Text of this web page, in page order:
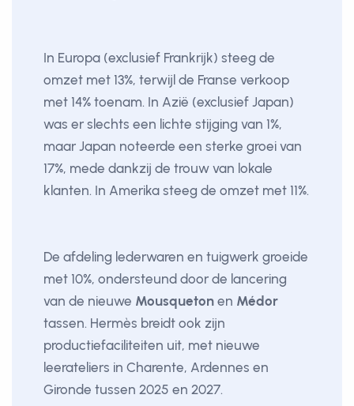
In Europa (exclusief Frankrijk) steeg de
omzet met 13%, terwijl de Franse verkoop
met 14% toenam. In Azië (exclusief Japan)
was er slechts een lichte stijging van 1%,
maar Japan noteerde een sterke groei van
17%, mede dankzij de trouw van lokale
klanten. In Amerika steeg de omzet met 11%.
De afdeling lederwaren en tuigwerk groeide
met 10%, ondersteund door de lancering
van de nieuwe Mousqueton en Médor
tassen. Hermès breidt ook zijn
productiefaciliteiten uit, met nieuwe
leerateliers in Charente, Ardennes en
Gironde tussen 2025 en 2027.